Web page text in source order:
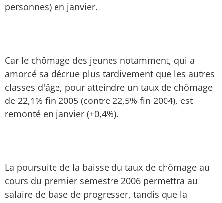
personnes) en janvier.
Car le chômage des jeunes notamment, qui a
amorcé sa décrue plus tardivement que les autres
classes d'âge, pour atteindre un taux de chômage
de 22,1% fin 2005 (contre 22,5% fin 2004), est
remonté en janvier (+0,4%).
La poursuite de la baisse du taux de chômage au
cours du premier semestre 2006 permettra au
salaire de base de progresser, tandis que la